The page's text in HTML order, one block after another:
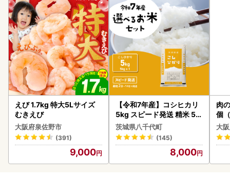
【年末年始の対応について】
ワンストップ特例申請書の送付について
2025年12月26日（金）→送付いたしません
2025年12月25日（木）→2025年12月28日（日）までに発
送します。
2025年分のご寄附について
2025年12月31日（水）23時59分までに2025年分の寄附に
なります。
書類の発送について
2025年12月25日（木）決済完了→2025年12月28日（日）
までに発送します。
2025年12月26日（金）決済完了→2026年1月8日（木）、
までに発送します。
えび 1.7kg 特大5Lサイズ
むきえび
大阪府泉佐野市
(391)
9,000
【令和7年産】コシヒカリ
5kg スピード発送 精米 5k
g x 1袋 白米 茨城県 八千代
町
茨城県八千代町
(145)
8,000
肉
個
ー
わ
大